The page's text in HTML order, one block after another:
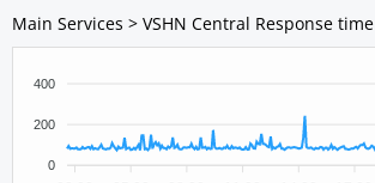
Main Services > VSHN Central Response time
400
200
0